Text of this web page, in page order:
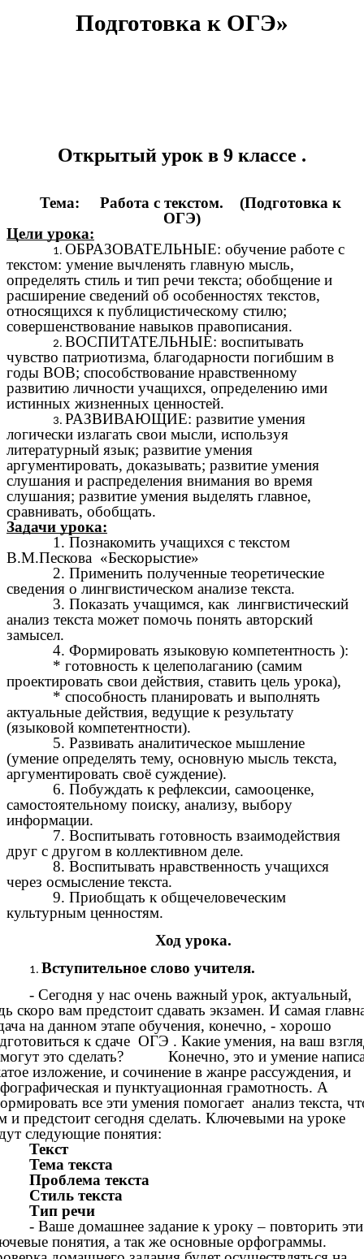
Подготовка к ОГЭ»
Открытый урок в 9 классе .
Тема: Работа с текстом. (Подготовка к
ОГЭ)
Цели урока:
ОБРАЗОВАТЕЛЬНЫЕ: обучение работе с
текстом: умение вычленять главную мысль,
определять стиль и тип речи текста; обобщение и
расширение сведений об особенностях текстов,
относящихся к публицистическому стилю;
совершенствование навыков правописания.
ВОСПИТАТЕЛЬНЫЕ: воспитывать
чувство патриотизма, благодарности погибшим в
годы ВОВ; способствование нравственному
развитию личности учащихся, определению ими
истинных жизненных ценностей.
РАЗВИВАЮЩИЕ: развитие умения
логически излагать свои мысли, используя
литературный язык; развитие умения
аргументировать, доказывать; развитие умения
слушания и распределения внимания во время
слушания; развитие умения выделять главное,
сравнивать, обобщать.
Задачи урока:
1. Познакомить учащихся с текстом
В.М.Пескова «Бескорыстие»
2. Применить полученные теоретические
сведения о лингвистическом анализе текста.
3. Показать учащимся, как лингвистический
анализ текста может помочь понять авторский
замысел.
4. Формировать языковую компетентность ):
* готовность к целеполаганию (самим
проектировать свои действия, ставить цель урока),
* способность планировать и выполнять
актуальные действия, ведущие к результату
(языковой компетентности).
5. Развивать аналитическое мышление
(умение определять тему, основную мысль текста,
аргументировать своё суждение).
6. Побуждать к рефлексии, самооценке,
самостоятельному поиску, анализу, выбору
информации.
7. Воспитывать готовность взаимодействия
друг с другом в коллективном деле.
8. Воспитывать нравственность учащихся
через осмысление текста.
9. Приобщать к общечеловеческим
культурным ценностям.
Ход урока.
Вступительное слово учителя.
- Сегодня у нас очень важный урок, актуальный,
скоро вам предстоит сдавать экзамен. И самая
на данном этапе обучения, конечно, - хорошо
к сдаче ОГЭ . Какие умения, на ваш
это сделать? Конечно, это и умение
изложение, и сочинение в жанре рассуждения, и
и пунктуационная грамотность. А
все эти умения помогает анализ текста,
и предстоит сегодня сделать. Ключевыми на уроке
следующие понятия:
Текст
Тема текста
Проблема текста
Стиль текста
Тип речи
- Ваше домашнее задание к уроку – повторить эти
понятия, а так же основные орфограммы.